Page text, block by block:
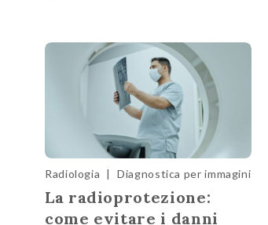
Radiologia | Diagnostica per immagini
La radioprotezione:
come evitare i danni